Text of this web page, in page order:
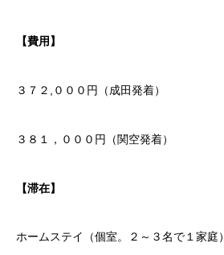
【費用】
３７２,０００円（成田発着）
３８１，０００円（関空発着）
【滞在】
ホームステイ（個室。２～３名で１家庭）